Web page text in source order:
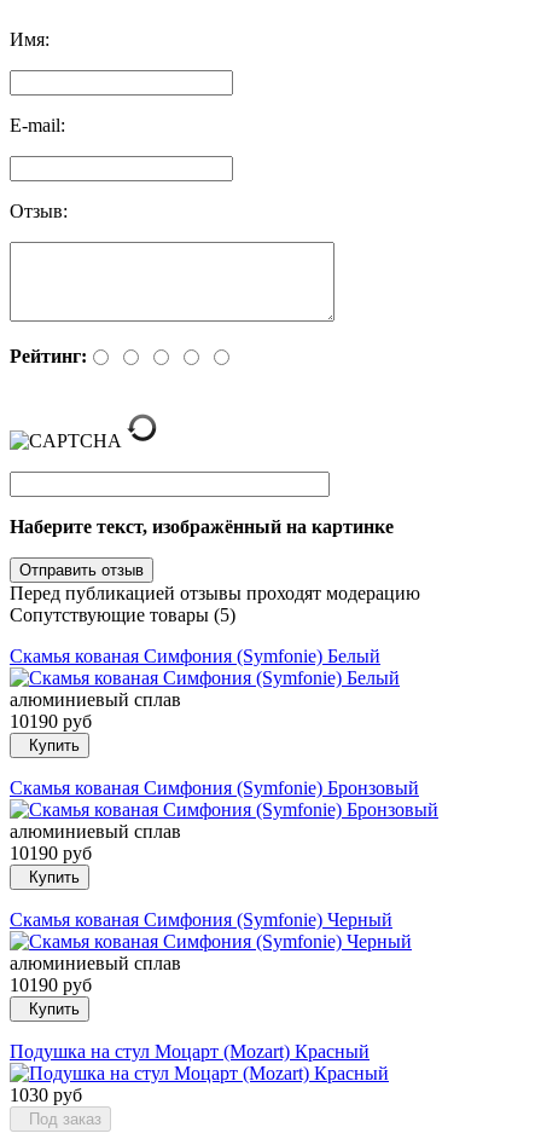
Имя:
E-mail:
Отзыв:
Рейтинг:
Наберите текст, изображённый на картинке
Перед публикацией отзывы проходят модерацию
Сопутствующие товары (5)
Скамья кованая Симфония (Symfonie) Белый
алюминиевый сплав
10190 руб
Купить
Скамья кованая Симфония (Symfonie) Бронзовый
алюминиевый сплав
10190 руб
Купить
Скамья кованая Симфония (Symfonie) Черный
алюминиевый сплав
10190 руб
Купить
Подушка на стул Моцарт (Mozart) Красный
1030 руб
Под заказ